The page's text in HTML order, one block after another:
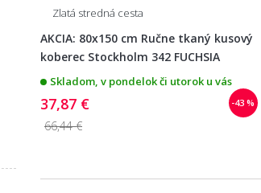
Zlatá stredná cesta
AKCIA: 80x150 cm Ručne tkaný kusový
koberec Stockholm 342 FUCHSIA
Skladom, v pondelok či utorok u vás
-43 %
37,87 €
66,44 €